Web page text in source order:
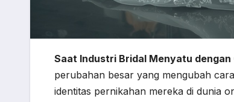
Saat Industri Bridal Menyatu dengan
perubahan besar yang mengubah
identitas pernikahan mereka di dunia